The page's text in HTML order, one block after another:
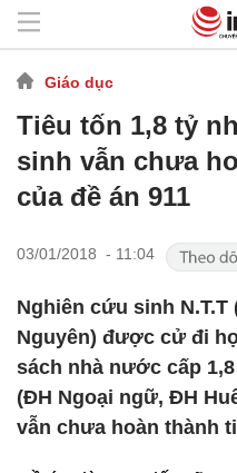
Giáo dục
Tiêu tốn 1,8 tỷ
sinh vẫn chưa
của đề án 911
03/01/2018 - 11:04
Nghiên cứu sinh
Nguyên) được cử đi
sách nhà nước cấp
(ĐH Ngoại ngữ, ĐH
vẫn chưa hoàn thành